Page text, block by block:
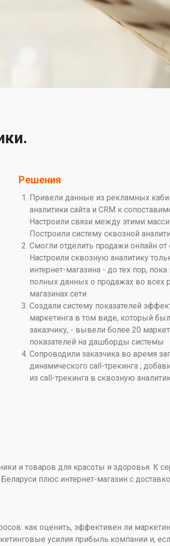
Решения
Привели данные из рекламных
аналитики сайта и CRM к
Настроили связи между этими
Построили систему сквозной
Смогли отделить продажи онлайн
Настроили сквозную аналитику
интернет-магазина - до тех пор, пока
полных данных о продажах во всех
магазинах сети
Создали систему показателей
маркетинга в том виде, который
заказчику, - вывели более 20
показателей на дашборды системы
Сопроводили заказчика во время
динамического call-трекинга ;
из call-трекинга в сквозную
и товаров для красоты и здоровья. К
плюс интернет-магазин с
как оценить, эффективен ли
усилия прибыль компании и,